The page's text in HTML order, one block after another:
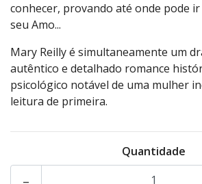
conhecer, provando até onde pode
seu Amo...
Mary Reilly é simultaneamente um
autêntico e detalhado romance
psicológico notável de uma mulher
leitura de primeira.
Quantidade